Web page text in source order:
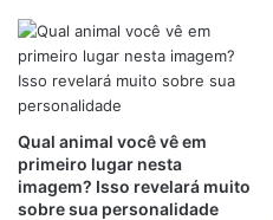
Qual animal você vê em
primeiro lugar nesta
imagem? Isso revelará muito
sobre sua personalidade